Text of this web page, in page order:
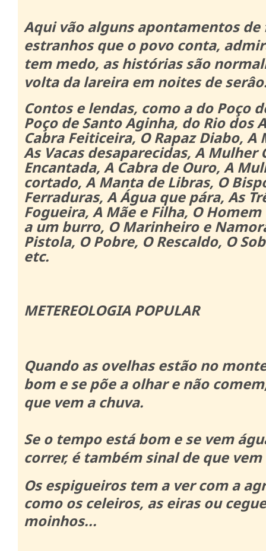
Aqui vão alguns apontamentos de
estranhos que o povo conta,
tem medo, as histórias são
volta da lareira em noites de
Contos e lendas, como a do Poço
Poço de Santo Aginha, do Rio dos
Cabra Feiticeira, O Rapaz Diabo,
As Vacas desaparecidas, A Mulher
Encantada, A Cabra de Ouro, A
cortado, A Manta de Libras, O
Ferraduras, A Água que pára, As
Fogueira, A Mãe e Filha, O
a um burro, O Marinheiro e
Pistola, O Pobre, O Rescaldo, O
etc.
METEREOLOGIA POPULAR
Quando as ovelhas estão no
bom e se põe a olhar e não
que vem a chuva.
Se o tempo está bom e se vem
correr, é também sinal de que vem
Os espigueiros tem a ver com a
como os celeiros, as eiras ou
moinhos...